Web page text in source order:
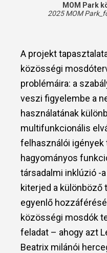
MOM Park
2025 MOM
A projekt
közösségi
problémáira: a
veszi figyelembe a
használatának
multifunkcionális
felhasználói igények
hagyományos
társadalmi inklúzió -
kiterjed a különböző
egyenlő
közösségi mosdók
feladat – ahogy azt
Beatrix milánói